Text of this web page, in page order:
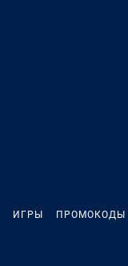
ИГРЫ ПРОМОКОДЫ